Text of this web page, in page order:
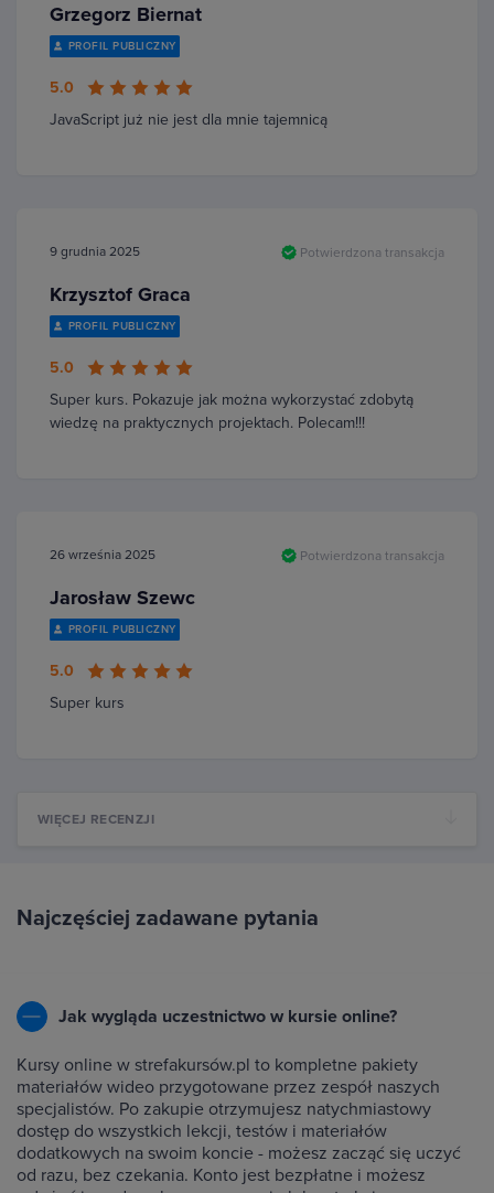
Grzegorz Biernat
PROFIL PUBLICZNY
5.0
JavaScript już nie jest dla mnie tajemnicą
9 grudnia 2025 Potwierdzona transakcja
Krzysztof Graca
PROFIL PUBLICZNY
5.0
Super kurs. Pokazuje jak można wykorzystać zdobytą
wiedzę na praktycznych projektach. Polecam!!!
26 września 2025 Potwierdzona transakcja
Jarosław Szewc
PROFIL PUBLICZNY
5.0
Super kurs
WIĘCEJ RECENZJI
Najczęściej zadawane pytania
Jak wygląda uczestnictwo w kursie online?
Kursy online w strefakursów.pl to kompletne pakiety
materiałów wideo przygotowane przez zespół naszych
specjalistów. Po zakupie otrzymujesz natychmiastowy
dostęp do wszystkich lekcji, testów i materiałów
dodatkowych na swoim koncie - możesz zacząć się uczyć
od razu, bez czekania. Konto jest bezpłatne i możesz